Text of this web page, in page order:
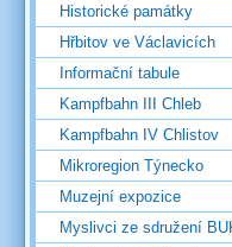
Historické památky
Hřbitov ve Václavicích
Informační tabule
Kampfbahn III Chleb
Kampfbahn IV Chlistov
Mikroregion Týnecko
Muzejní expozice
Myslivci ze sdružení